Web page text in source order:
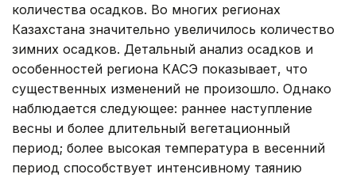
количества осадков. Во многих регионах
Казахстана значительно увеличилось количество
зимних осадков. Детальный анализ осадков и
особенностей региона КАСЭ показывает, что
существенных изменений не произошло. Однако
наблюдается следующее: раннее наступление
весны и более длительный вегетационный
период; более высокая температура в весенний
период способствует интенсивному таянию